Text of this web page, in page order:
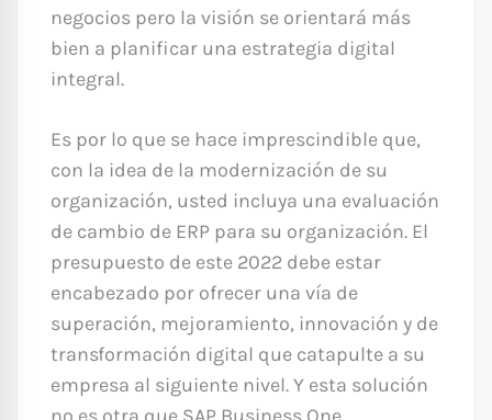
negocios pero la visión se orientará más
bien a planificar una estrategia digital
integral.
Es por lo que se hace imprescindible que,
con la idea de la modernización de su
organización, usted incluya una evaluación
de cambio de ERP para su organización. El
presupuesto de este 2022 debe estar
encabezado por ofrecer una vía de
superación, mejoramiento, innovación y de
transformación digital que catapulte a su
empresa al siguiente nivel. Y esta solución